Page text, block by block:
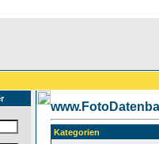
Kategorien